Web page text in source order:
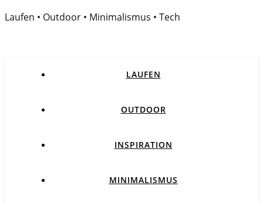
Laufen • Outdoor • Minimalismus • Tech
LAUFEN
OUTDOOR
INSPIRATION
MINIMALISMUS